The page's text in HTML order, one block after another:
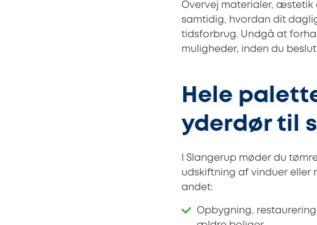
Overvej materialer, æstetik
samtidig, hvordan dit
tidsforbrug. Undgå at
muligheder, inden du
Hele
yderdør til
I Slangerup møder du
udskiftning af vinduer eller
andet:
Opbygning,